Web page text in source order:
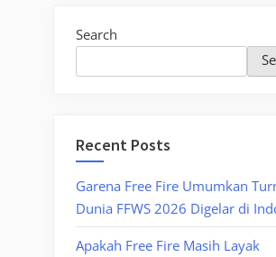
Search
Recent Posts
Garena Free Fire Umumkan
Dunia FFWS 2026 Digelar di
Apakah Free Fire Masih Layak